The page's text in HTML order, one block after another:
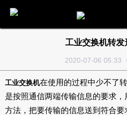
工业交换机转发
2020-07-06 05:33
工业交换机在使用的过程中少不了
是按照通信两端传输信息的要求
方法，把要传输的信息送到符合
电话